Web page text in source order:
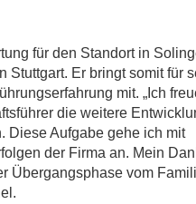
für den Standort in
Stuttgart. Er bringt somit für
mit. „Ich
die weitere
Diese Aufgabe gehe ich mit
der Firma an. Mein
Übergangsphase vom